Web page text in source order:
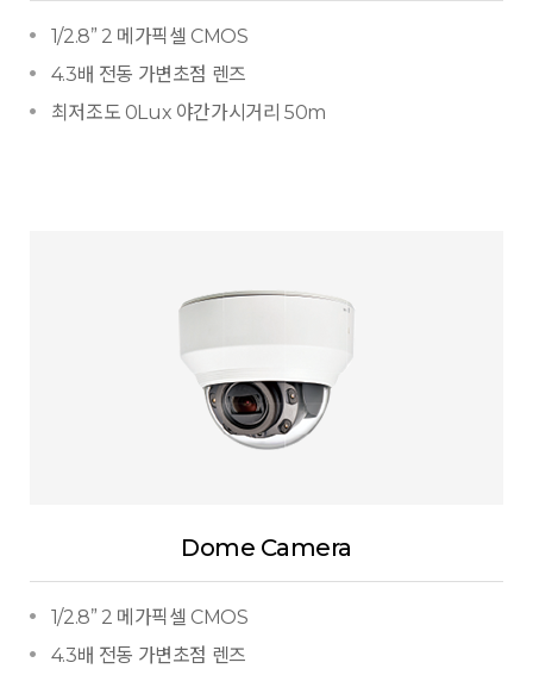
1/2.8” 2 메가픽셀 CMOS
4.3배 전동 가변초점 렌즈
최저조도 0Lux 야간가시거리 50m
Dome Camera
1/2.8” 2 메가픽셀 CMOS
4.3배 전동 가변초점 렌즈